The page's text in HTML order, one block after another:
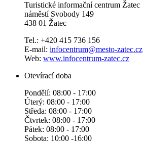
Turistické informační centrum Žatec
náměstí Svobody 149
438 01 Žatec
Tel.: +420 415 736 156
E-mail: infocentrum@mesto-zatec.cz
Web: www.infocentrum-zatec.cz
Otevírací doba
Pondělí: 08:00 - 17:00
Úterý: 08:00 - 17:00
Středa: 08:00 - 17:00
Čtvrtek: 08:00 - 17:00
Pátek: 08:00 - 17:00
Sobota: 10:00 -16:00